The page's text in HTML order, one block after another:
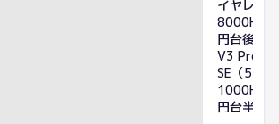
イヤレス
8000Hz
円台後半
V3 Pro
SE（54g・
1000Hz
円台半ば